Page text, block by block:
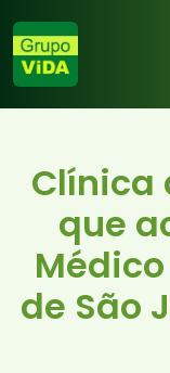
Clínica
que
de São